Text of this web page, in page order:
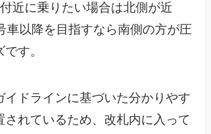
近に乗りたい場合は北側が近
車以降を目指すなら南側の方が圧
す。
イドラインに基づいた分かりやす
されているため、改札内に入って